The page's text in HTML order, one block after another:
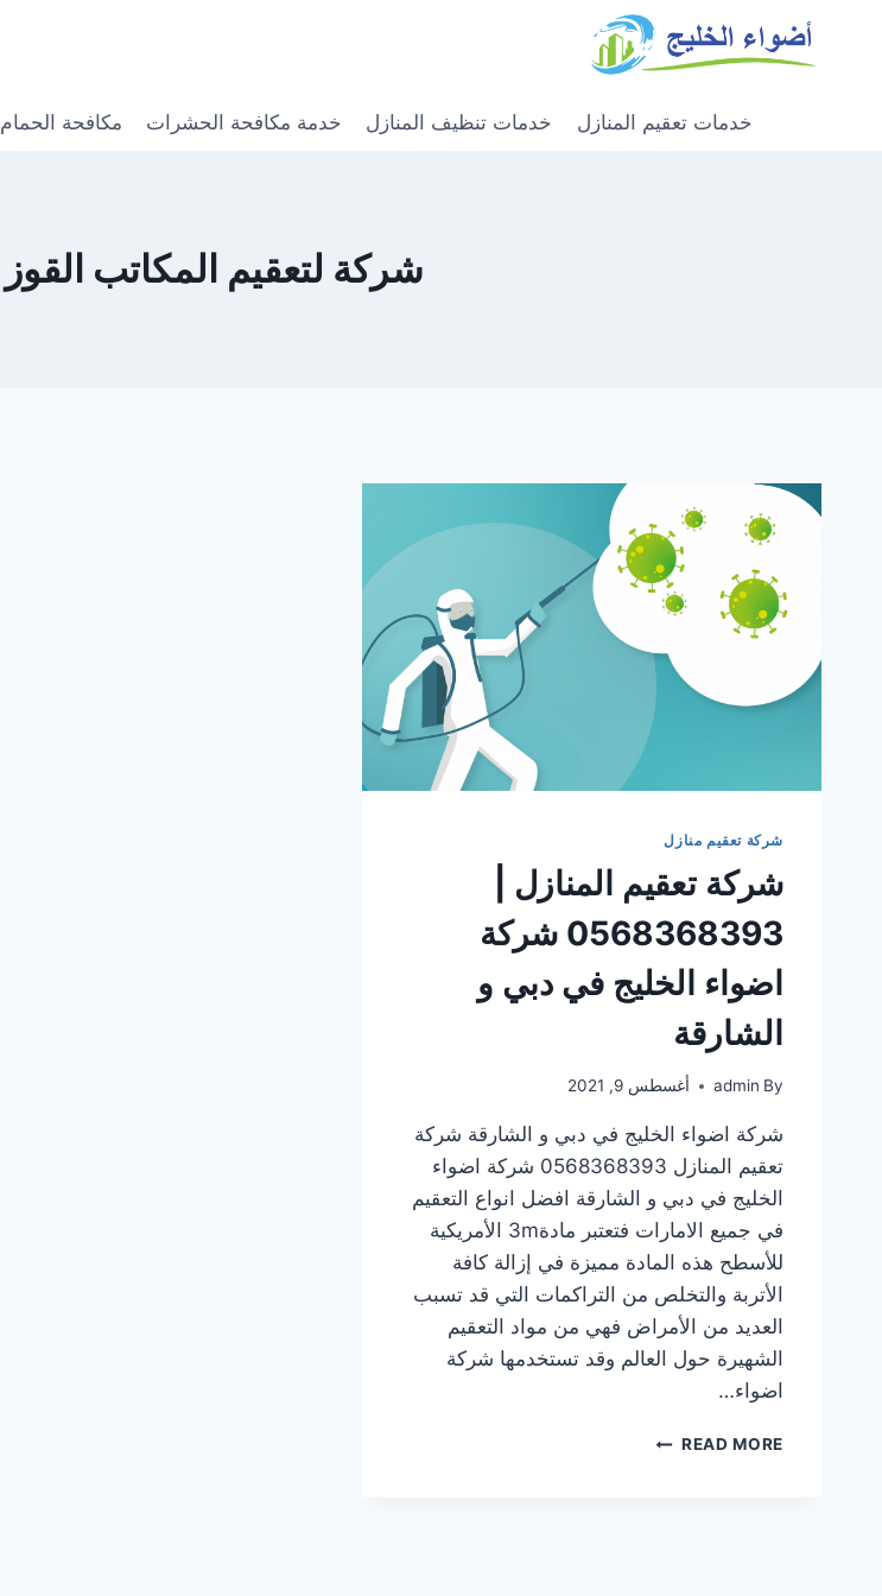
خدمات تعقيم المنازل خدمات تنظيف المنازل خدمة مكافحة الحشرات مكافحة الحمام
شركة لتعقيم المكاتب القوز 0568368393
شركة تعقيم منازل
شركة تعقيم المنازل |
0568368393 شركة
اضواء الخليج في دبي و
الشارقة
By
admin أغسطس 9, 2021
شركة اضواء الخليج في دبي و الشارقة شركة
تعقيم المنازل 0568368393 شركة اضواء
الخليج في دبي و الشارقة افضل انواع التعقيم
في جميع الامارات فتعتبر مادة3m الأمريكية
للأسطح هذه المادة مميزة في إزالة كافة
الأتربة والتخلص من التراكمات التي قد تسبب
العديد من الأمراض فهي من مواد التعقيم
الشهيرة حول العالم وقد تستخدمها شركة
اضواء…
READ MORE